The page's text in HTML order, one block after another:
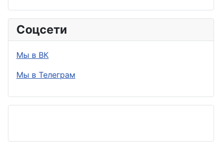
Соцсети
Мы в ВК
Мы в Телеграм